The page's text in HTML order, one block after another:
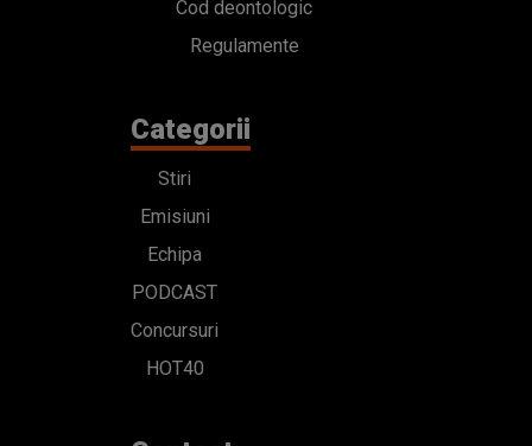
Cod deontologic
Regulamente
Categorii
Stiri
Emisiuni
Echipa
PODCAST
Concursuri
HOT40